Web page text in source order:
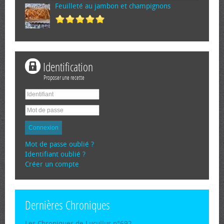
Feuilleté au jambon et champignons
Identification
Proposer une recette
Connexion
Mot de passe oublié ?
Identifiant oublié ?
Créer un compte
Dernières Chroniques